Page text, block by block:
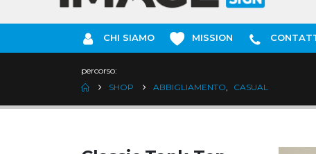
CHI SIAMO MISSION
percorso:
SHOP
ABBIGLIAMENTO, CASUAL